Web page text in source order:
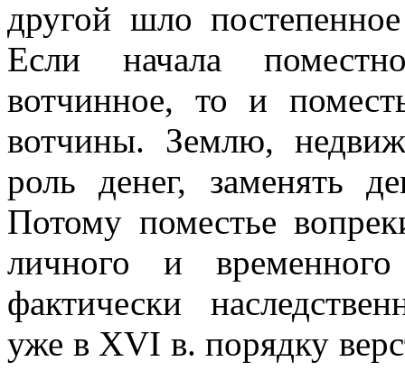
другой шло
Если начала
вотчинное, то и
вотчины. Землю,
роль денег, заменять
Потому поместье
личного и временного
фактически
уже в XVI в. порядку